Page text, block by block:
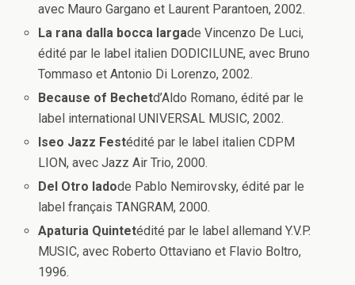
avec Mauro Gargano et Laurent Parantoen, 2002.
La rana dalla bocca largade Vincenzo De Luci,
édité par le label italien DODICILUNE, avec Bruno
Tommaso et Antonio Di Lorenzo, 2002.
Because of Bechetd’Aldo Romano, édité par le
label international UNIVERSAL MUSIC, 2002.
Iseo Jazz Festédité par le label italien CDPM
LION, avec Jazz Air Trio, 2000.
Del Otro ladode Pablo Nemirovsky, édité par le
label français TANGRAM, 2000.
Apaturia Quintetédité par le label allemand Y.V.P.
MUSIC, avec Roberto Ottaviano et Flavio Boltro,
1996.